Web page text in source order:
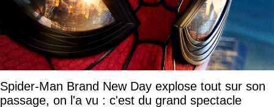
Spider-Man Brand New Day explose tout sur son
passage, on l'a vu : c'est du grand spectacle